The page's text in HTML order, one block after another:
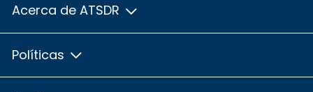
Acerca de ATSDR
Políticas